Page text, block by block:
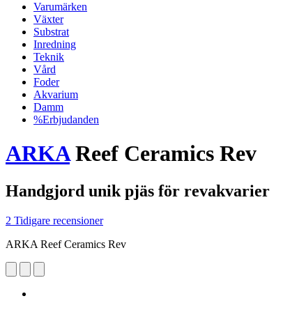
Varumärken
Växter
Substrat
Inredning
Teknik
Vård
Foder
Akvarium
Damm
%Erbjudanden
ARKAReef Ceramics Rev
Handgjord unik pjäs för revakvarier
2 Tidigare recensioner
ARKA Reef Ceramics Rev